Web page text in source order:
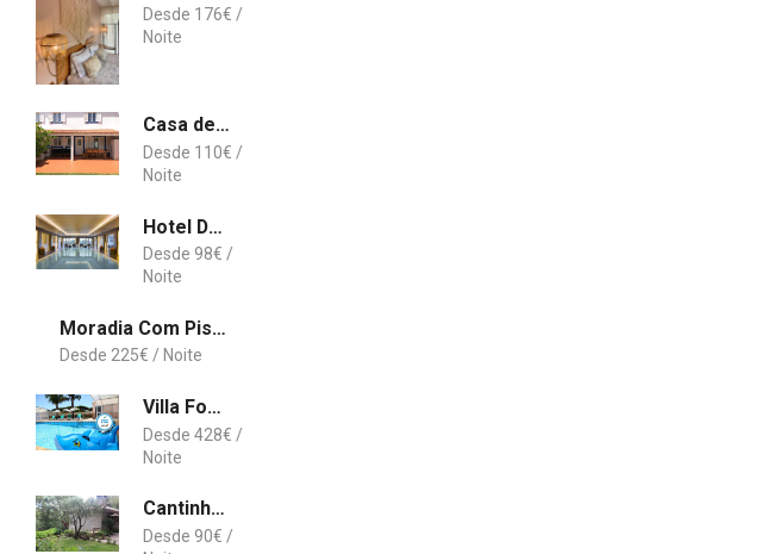
176€
Casa de Férias do Almograve
110€
Hotel Dolce CampoReal Lisboa
98€
Moradia Com Piscina T4
225€
Villa Fonte Santa
428€
Cantinho do Bouço Velho
90€